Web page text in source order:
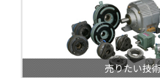
売りたい技